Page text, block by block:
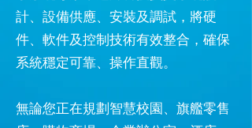
計、設備供應、安裝及調試，將硬
件、軟件及控制技術有效整合，確保
系統穩定可靠、操作直觀。
無論您正在規劃智慧校園、旗艦零售